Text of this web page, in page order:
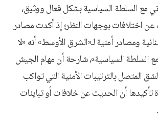
مع السلطة السياسية بشكل فعال ووثيق،
عن اختلافات بوجهات النظر؛ إذ أكدت مصادر
ومصادر أمنية لـ«الشرق الأوسط» أنه «لا
السلطة السياسية»، شارحة أن مهام الجيش
المتصل بالترتيبات الأمنية التي تواكب
تأكيدها أن الحديث عن خلافات أو تباينات